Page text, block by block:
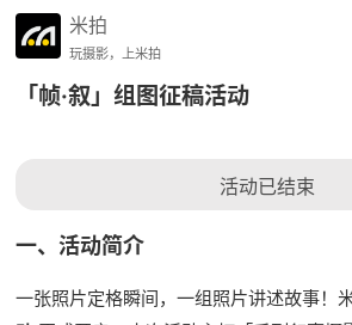
米拍
玩摄影，上米拍
「帧·叙」组图征稿活动
活动已结束
一、活动简介
一张照片定格瞬间，一组照片讲述故事！